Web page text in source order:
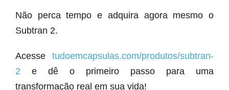
Não perca tempo e adquira agora mesmo o
Subtran 2.
Acesse tudoemcapsulas.com/produtos/subtran-
2 e dê o primeiro passo para uma
transformação real em sua vida!